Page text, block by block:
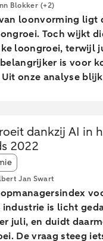
Blokker (+2)
loonvorming ligt
Toch wijkt
loongroei, terwijl
is voor
onze analyse
van
transactiegegevens.
dankzij AI in
2022
Jan Swart
industrie is licht
juli, en duidt
De vraag steeg